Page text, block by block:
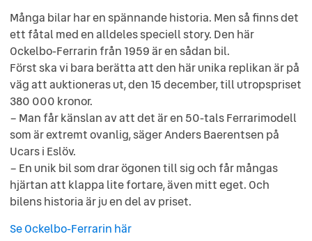
Många bilar har en spännande historia. Men så finns det
ett fåtal med en alldeles speciell story. Den här
Ockelbo-Ferrarin från 1959 är en sådan bil.
Först ska vi bara berätta att den här unika replikan är på
väg att auktioneras ut, den 15 december, till utropspriset
380 000 kronor.
– Man får känslan av att det är en 50-tals Ferrarimodell
som är extremt ovanlig, säger Anders Baerentsen på
Ucars i Eslöv.
– En unik bil som drar ögonen till sig och får mångas
hjärtan att klappa lite fortare, även mitt eget. Och
bilens historia är ju en del av priset.
Se Ockelbo-Ferrarin här